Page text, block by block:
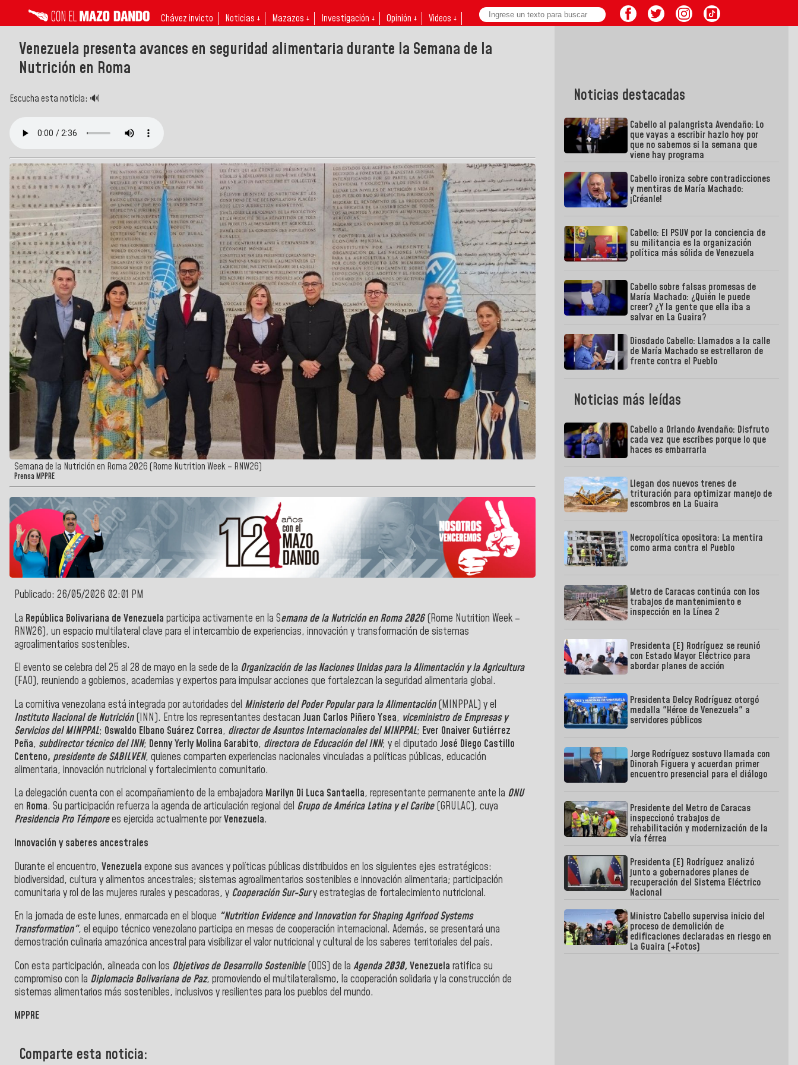
Chávez invicto Noticias ↓ Mazazos ↓ Investigación ↓ Opinión ↓ Videos ↓
Venezuela presenta avances en seguridad alimentaria durante la Semana de la
Nutrición en Roma
Escucha esta noticia: 🔊
Semana de la Nutrición en Roma 2026 (Rome Nutrition Week – RNW26)
Prensa MPPRE
Publicado: 26/05/2026 02:01 PM
La República Bolivariana de Venezuela participa activamente en la Semana de la Nutrición en Roma 2026(Rome Nutrition Week –
RNW26), un espacio multilateral clave para el intercambio de experiencias, innovación y transformación de sistemas
agroalimentarios sostenibles.
El evento se celebra del 25 al 28 de mayo en la sede de la Organización de las Naciones Unidas para la Alimentación y la Agricultura
(FAO), reuniendo a gobiernos, academias y expertos para impulsar acciones que fortalezcan la seguridad alimentaria global.
La comitiva venezolana está integrada por autoridades del Ministerio del Poder Popular para la Alimentación(MINPPAL) y el
Instituto Nacional de Nutrición(INN). Entre los representantes destacan Juan Carlos Piñero Ysea, viceministro de Empresas y
Servicios del MINPPAL; Oswaldo Elbano Suárez Correa, director de Asuntos Internacionales del MINPPAL; Ever Onaiver Gutiérrez
Peña, subdirector técnico del INN; Denny Yerly Molina Garabito, directora de Educación del INN; y el diputado José Diego Castillo
Centeno, presidente de SABILVEN, quienes comparten experiencias nacionales vinculadas a políticas públicas, educación
alimentaria, innovación nutricional y fortalecimiento comunitario.
La delegación cuenta con el acompañamiento de la embajadora Marilyn Di Luca Santaella, representante permanente ante la ONU
en Roma. Su participación refuerza la agenda de articulación regional del Grupo de América Latina y el Caribe(GRULAC), cuya
Presidencia Pro Témporees ejercida actualmente porVenezuela.
Innovación y saberes ancestrales
Durante el encuentro, Venezuela expone sus avances y políticas públicas distribuidos en los siguientes ejes estratégicos:
biodiversidad, cultura y alimentos ancestrales; sistemas agroalimentarios sostenibles e innovación alimentaria; participación
comunitaria y rol de las mujeres rurales y pescadoras, y Cooperación Sur-Sury estrategias de fortalecimiento nutricional.
En la jornada de este lunes, enmarcada en el bloque "Nutrition Evidence and Innovation for Shaping Agrifood Systems
Transformation", el equipo técnico venezolano participa en mesas de cooperación internacional. Además, se presentará una
demostración culinaria amazónica ancestral para visibilizar el valor nutricional y cultural de los saberes territoriales del país.
Con esta participación, alineada con los Objetivos de Desarrollo Sostenible(ODS) de la Agenda 2030, Venezuela ratifica su
compromiso con la Diplomacia Bolivariana de Paz, promoviendo el multilateralismo, la cooperación solidaria y la construcción de
sistemas alimentarios más sostenibles, inclusivos y resilientes para los pueblos del mundo.
MPPRE
Comparte esta noticia:
Noticias destacadas
Cabello al palangrista Avendaño: Lo
que vayas a escribir hazlo hoy por
que no sabemos si la semana que
viene hay programa
Cabello ironiza sobre contradicciones
y mentiras de María Machado:
¡Créanle!
Cabello: El PSUV por la conciencia de
su militancia es la organización
política más sólida de Venezuela
Cabello sobre falsas promesas de
María Machado: ¿Quién le puede
creer? ¿Y la gente que ella iba a
salvar en La Guaira?
Diosdado Cabello: Llamados a la calle
de María Machado se estrellaron de
frente contra el Pueblo
Noticias más leídas
Cabello a Orlando Avendaño: Disfruto
cada vez que escribes porque lo que
haces es embarrarla
Llegan dos nuevos trenes de
trituración para optimizar manejo de
escombros en La Guaira
Necropolítica opositora: La mentira
como arma contra el Pueblo
Metro de Caracas continúa con los
trabajos de mantenimiento e
inspección en la Línea 2
Presidenta (E) Rodríguez se reunió
con Estado Mayor Eléctrico para
abordar planes de acción
Presidenta Delcy Rodríguez otorgó
medalla "Héroe de Venezuela" a
servidores públicos
Jorge Rodríguez sostuvo llamada con
Dinorah Figuera y acuerdan primer
encuentro presencial para el diálogo
Presidente del Metro de Caracas
inspeccionó trabajos de
rehabilitación y modernización de la
vía férrea
Presidenta (E) Rodríguez analizó
junto a gobernadores planes de
recuperación del Sistema Eléctrico
Nacional
Ministro Cabello supervisa inicio del
proceso de demolición de
edificaciones declaradas en riesgo en
La Guaira (+Fotos)